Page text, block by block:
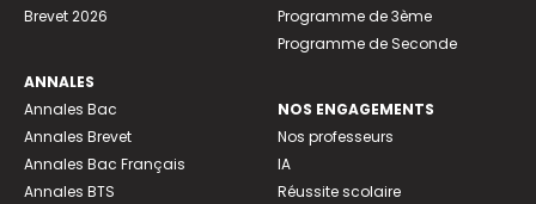
Brevet 2026
ANNALES
Annales Bac
Annales Brevet
Annales Bac Français
Annales BTS
Programme de 3ème
Programme de Seconde
NOS ENGAGEMENTS
Nos professeurs
IA
Réussite scolaire